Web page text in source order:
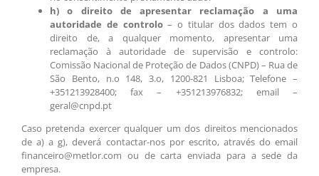
h) o direito de apresentar reclamação a uma
autoridade de controlo– o titular dos dados tem o
direito de, a qualquer momento, apresentar uma
reclamação à autoridade de supervisão e controlo:
Comissão Nacional de Proteção de Dados (CNPD) – Rua de
São Bento, n.o 148, 3.o, 1200-821 Lisboa; Telefone –
+351213928400; fax – +351213976832; email –
geral@cnpd.pt
Caso pretenda exercer qualquer um dos direitos mencionados
de a) a g), deverá contactar-nos por escrito, através do email
financeiro@metlor.com ou de carta enviada para a sede da
empresa.